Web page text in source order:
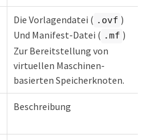
Die Vorlagendatei ( .ovf )
Und Manifest-Datei ( .mf )
Zur Bereitstellung von
virtuellen Maschinen-
basierten Speicherknoten.
Beschreibung